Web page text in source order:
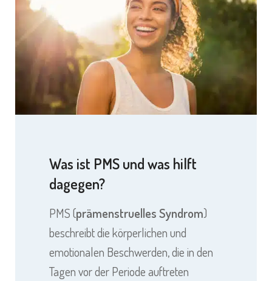
Was ist PMS und was hilft
dagegen?
PMS (prämenstruelles Syndrom)
beschreibt die körperlichen und
emotionalen Beschwerden, die in den
Tagen vor der Periode auftreten